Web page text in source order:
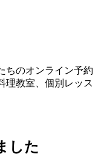
ちのオンライン予約
理教室、個別レッス
した